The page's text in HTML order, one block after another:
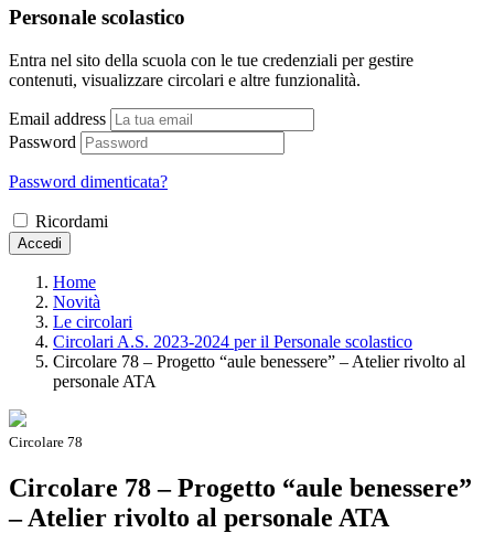
Personale scolastico
Entra nel sito della scuola con le tue credenziali per gestire
contenuti, visualizzare circolari e altre funzionalità.
Email address
Password
Password dimenticata?
Ricordami
Accedi
Home
Novità
Le circolari
Circolari A.S. 2023-2024 per il Personale scolastico
Circolare 78 – Progetto “aule benessere” – Atelier rivolto al
personale ATA
Circolare 78
Circolare 78 – Progetto “aule benessere”
– Atelier rivolto al personale ATA